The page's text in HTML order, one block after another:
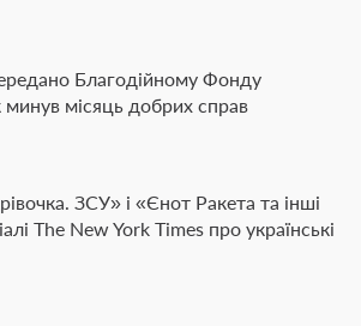
Благодійному Фонду
місяць добрих справ
ЗСУ» і «Єнот Ракета та інші
The New York Times про українські